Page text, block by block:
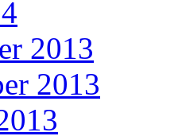
2013
2013